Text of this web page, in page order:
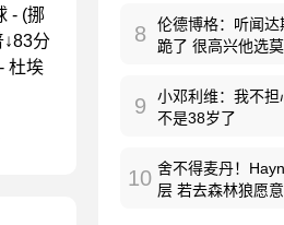
- (挪
分
杜埃
8
伦德博格：听闻达
跪了 很高兴他选
9
小邓利维：我不
不是38岁了
10 舍不得麦丹！
层 若去森林狼愿